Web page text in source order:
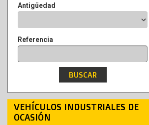
Antigüedad
Referencia
VEHÍCULOS INDUSTRIALES DE
OCASIÓN